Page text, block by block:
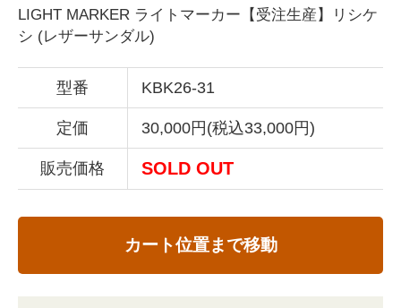
LIGHT MARKER ライトマーカー【受注生産】リシケ
シ (レザーサンダル)
型番 KBK26-31
定価 30,000円(税込33,000円)
販売価格 SOLD OUT
カート位置まで移動